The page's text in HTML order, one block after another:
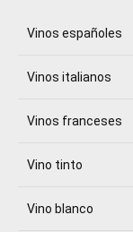
Vinos españoles
Vinos italianos
Vinos franceses
Vino tinto
Vino blanco